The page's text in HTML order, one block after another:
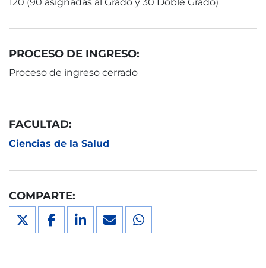
PROCESO DE INGRESO:
Proceso de ingreso cerrado
FACULTAD:
Ciencias de la Salud
COMPARTE: